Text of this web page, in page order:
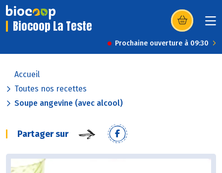
Biocoop La Teste (s’ouvre dans
Prochaine ouverture à 09:30
Accueil
Toutes nos recettes
Soupe angevine (avec alcool)
Partager sur